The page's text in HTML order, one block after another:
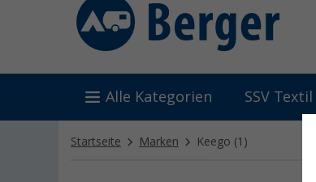
Alle Kategorien SSV Textil
Startseite Marken Keego (1)